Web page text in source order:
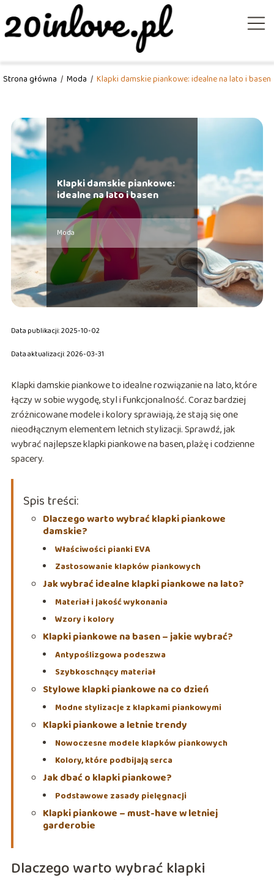
Strona główna / Moda / Klapki damskie piankowe: idealne na lato i basen
Klapki damskie piankowe:
idealne na lato i basen
Moda
Data publikacji: 2025-10-02
Data aktualizacji: 2026-03-31
Klapki damskie piankowe to idealne rozwiązanie na lato, które
łączy w sobie wygodę, styl i funkcjonalność. Coraz bardziej
zróżnicowane modele i kolory sprawiają, że stają się one
nieodłącznym elementem letnich stylizacji. Sprawdź, jak
wybrać najlepsze klapki piankowe na basen, plażę i codzienne
spacery.
Spis treści:
Dlaczego warto wybrać klapki piankowe
damskie?
Właściwości pianki EVA
Zastosowanie klapków piankowych
Jak wybrać idealne klapki piankowe na lato?
Materiał i jakość wykonania
Wzory i kolory
Klapki piankowe na basen – jakie wybrać?
Antypoślizgowa podeszwa
Szybkoschnący materiał
Stylowe klapki piankowe na co dzień
Modne stylizacje z klapkami piankowymi
Klapki piankowe a letnie trendy
Nowoczesne modele klapków piankowych
Kolory, które podbijają serca
Jak dbać o klapki piankowe?
Podstawowe zasady pielęgnacji
Klapki piankowe – must-have w letniej
garderobie
Dlaczego warto wybrać klapki